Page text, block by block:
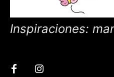
Inspiraciones: